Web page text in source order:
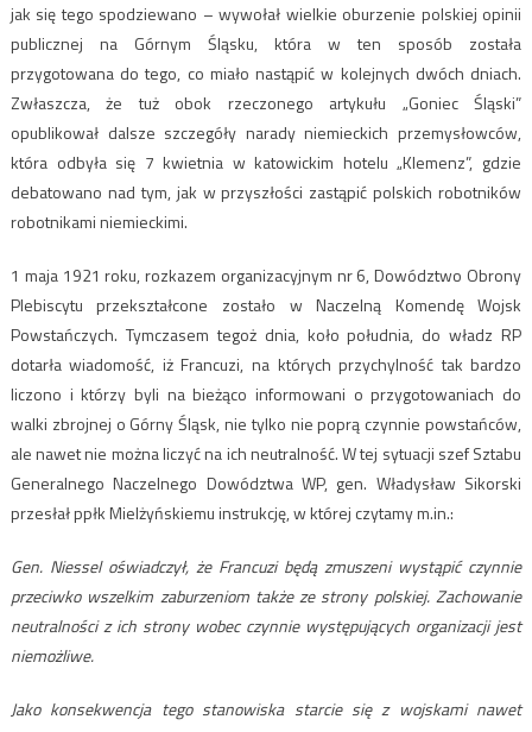
jak się tego spodziewano – wywołał wielkie oburzenie polskiej opinii
publicznej na Górnym Śląsku, która w ten sposób została
przygotowana do tego, co miało nastąpić w kolejnych dwóch dniach.
Zwłaszcza, że tuż obok rzeczonego artykułu „Goniec Śląski”
opublikował dalsze szczegóły narady niemieckich przemysłowców,
która odbyła się 7 kwietnia w katowickim hotelu „Klemenz”, gdzie
debatowano nad tym, jak w przyszłości zastąpić polskich robotników
robotnikami niemieckimi.
1 maja 1921 roku, rozkazem organizacyjnym nr 6, Dowództwo Obrony
Plebiscytu przekształcone zostało w Naczelną Komendę Wojsk
Powstańczych. Tymczasem tegoż dnia, koło południa, do władz RP
dotarła wiadomość, iż Francuzi, na których przychylność tak bardzo
liczono i którzy byli na bieżąco informowani o przygotowaniach do
walki zbrojnej o Górny Śląsk, nie tylko nie poprą czynnie powstańców,
ale nawet nie można liczyć na ich neutralność. W tej sytuacji szef Sztabu
Generalnego Naczelnego Dowództwa WP, gen. Władysław Sikorski
przesłał ppłk Mielżyńskiemu instrukcję, w której czytamy m.in.:
Gen. Niessel oświadczył, że Francuzi będą zmuszeni wystąpić czynnie
przeciwko wszelkim zaburzeniom także ze strony polskiej. Zachowanie
neutralności z ich strony wobec czynnie występujących organizacji jest
niemożliwe.
Jako konsekwencja tego stanowiska starcie się z wojskami nawet